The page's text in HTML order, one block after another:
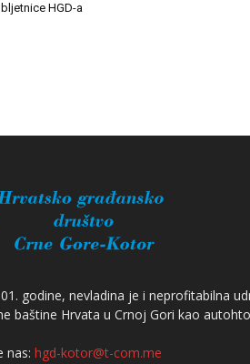
HGD-a
godine, nevladina je i neprofitabilna
baštine Hrvata u Crnoj Gori kao
nas: hgd-kotor@t-com.me